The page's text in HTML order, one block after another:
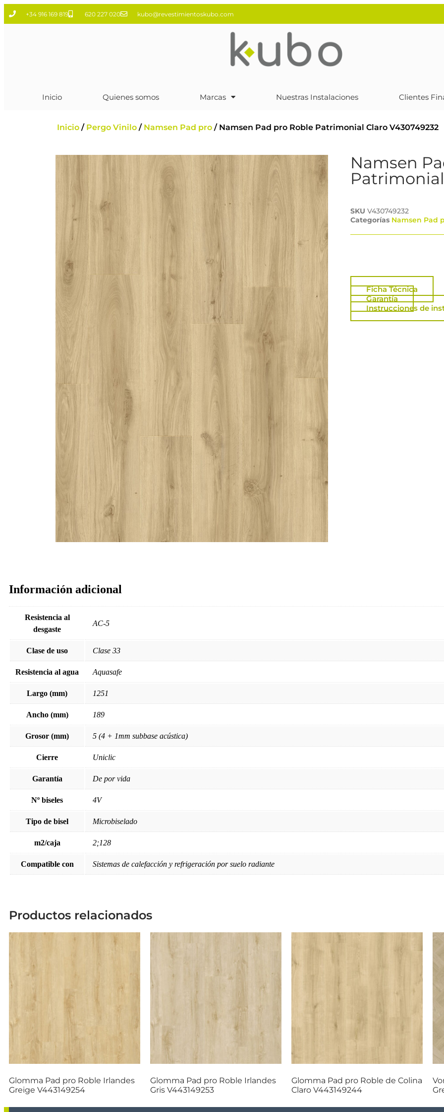
+34 916 169 819 620 227 020 kubo@revestimientoskubo.com
Inicio Quienes somos Marcas Nuestras Instalaciones Clientes
Inicio / Pergo Vinilo / Namsen Pad pro / Namsen Pad pro Roble Patrimonial Claro V430749232
Namsen
SKU V430749232
Categorías Namsen Pad
Ficha Técnica
Garantía
Instrucciones de
Información adicional
Resistencia al
desgaste
AC-5
Clase de uso Clase 33
Resistencia al agua Aquasafe
Largo (mm) 1251
Ancho (mm) 189
Grosor (mm) 5 (4 + 1mm subbase acústica)
Cierre Uniclic
Garantía De por vida
Nº biseles 4V
Tipo de bisel Microbiselado
m2/caja 2;128
Compatible con Sistemas de calefacción y refrigeración por suelo radiante
Productos relacionados
Glomma Pad pro Roble Irlandes
Greige V443149254
Glomma Pad pro Roble Irlandes
Gris V443149253
Glomma Pad pro Roble de Colina
Claro V443149244